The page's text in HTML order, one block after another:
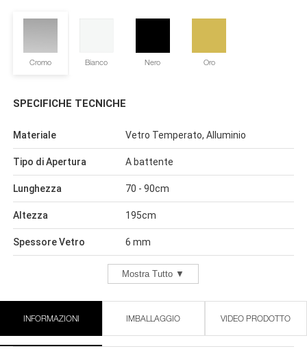
Cromo Bianco Nero Oro
SPECIFICHE TECNICHE
Materiale Vetro Temperato, Alluminio
Tipo di Apertura A battente
Lunghezza 70 - 90cm
Altezza 195cm
Spessore Vetro 6 mm
Mostra Tutto ▼
INFORMAZIONI IMBALLAGGIO VIDEO PRODOTTO